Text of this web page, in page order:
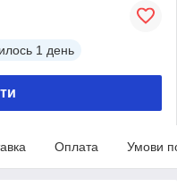
1 день
Оплата Умови